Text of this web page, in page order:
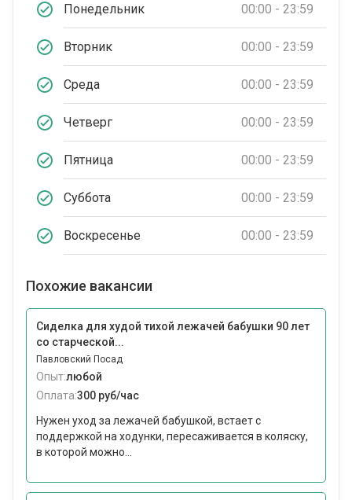
Понедельник 00:00 - 23:59
Вторник 00:00 - 23:59
Среда 00:00 - 23:59
Четверг 00:00 - 23:59
Пятница 00:00 - 23:59
Суббота 00:00 - 23:59
Воскресенье 00:00 - 23:59
Похожие вакансии
Сиделка для худой тихой лежачей бабушки 90 лет
со старческой...
Павловский Посад
Опыт:любой
Оплата:300 руб/час
Нужен уход за лежачей бабушкой, встает с
поддержкой на ходунки, пересаживается в коляску,
в которой можно...